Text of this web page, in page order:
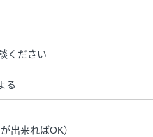
ください
る
出来ればOK）